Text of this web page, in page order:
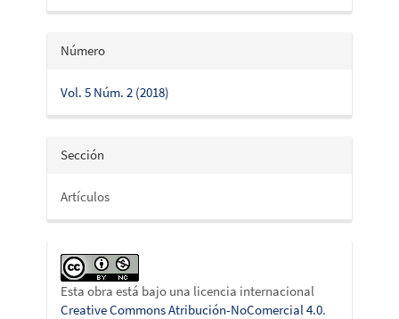
Número
Vol. 5 Núm. 2 (2018)
Sección
Artículos
Esta obra está bajo una licencia internacional
Creative Commons Atribución-NoComercial 4.0.